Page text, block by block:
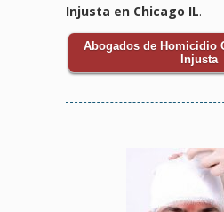
Injusta en Chicago IL.
Abogados de Homicidio
Injusta